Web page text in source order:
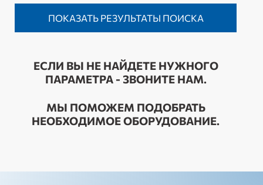
ЕСЛИ ВЫ НЕ НАЙДЕТЕ НУЖНОГО
ПАРАМЕТРА - ЗВОНИТЕ НАМ.
МЫ ПОМОЖЕМ ПОДОБРАТЬ
НЕОБХОДИМОЕ ОБОРУДОВАНИЕ.